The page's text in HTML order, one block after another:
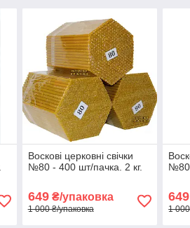
Воскові церковні свічки
№80 - 400 шт/пачка. 2 кг.
649₴/упаковка
1 000 ₴/упаковка
№80
649
1